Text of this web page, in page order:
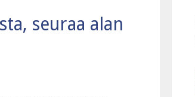
seuraa alan